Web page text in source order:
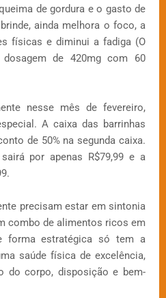
de gordura e o gasto de
ainda melhora o foco, a
físicas e diminui a fadiga (O
de 420mg com 60
nesse mês de fevereiro,
A caixa das barrinhas
de 50% na segunda caixa.
por apenas R$79,99 e a
precisam estar em sintonia
combo de alimentos ricos em
forma estratégica só tem a
saúde física de excelência,
do corpo, disposição e bem-